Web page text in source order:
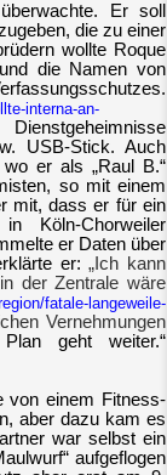
Er soll
die zu einer
wollte Roque
die Namen von
interna-an-
USB-Stick. Auch
er als „Raul B.“
so mit einem
mit, dass er für ein
Köln-Chorweiler
er Daten über
er:„Ich kann
der Zentrale wäre
fatale-langeweile-
Vernehmungen
geht weiter.“
von einem Fitness-
aber dazu kam es
war selbst ein
aufgeflogen